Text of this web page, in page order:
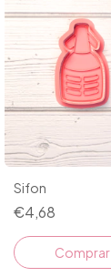
Sifon
€4,68
Comprar